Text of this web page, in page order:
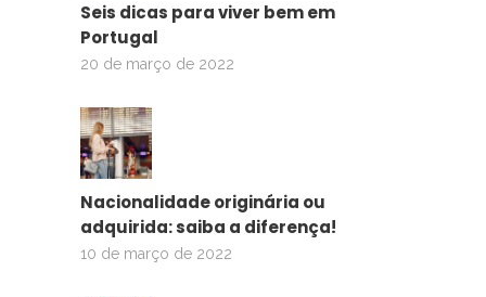
Seis dicas para viver bem em
Portugal
20 de março de 2022
Nacionalidade originária ou
adquirida: saiba a diferença!
10 de março de 2022